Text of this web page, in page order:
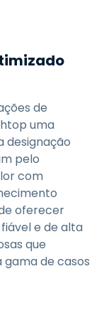
de
uma
designação
pelo
com
oferecer
e de alta
que
de casos